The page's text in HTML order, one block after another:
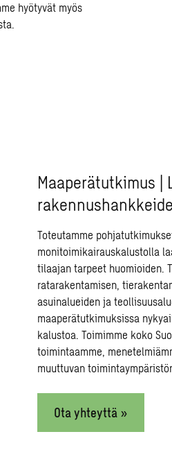
hyötyvät myös
Maaperätutkimus
Toteutamme
monitoimikairauskalustolla
tilaajan tarpeet huomioiden.
ratarakentamisen,
asuinalueiden ja
maaperätutkimuksissa
kalustoa. Toimimme koko
toimintaamme,
muuttuvan
Ota yhteyttä »